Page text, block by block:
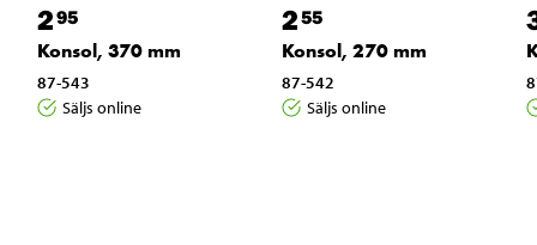
295
Konsol, 370 mm
87-543
Säljs online
255
Konsol, 270 mm
87-542
Säljs online